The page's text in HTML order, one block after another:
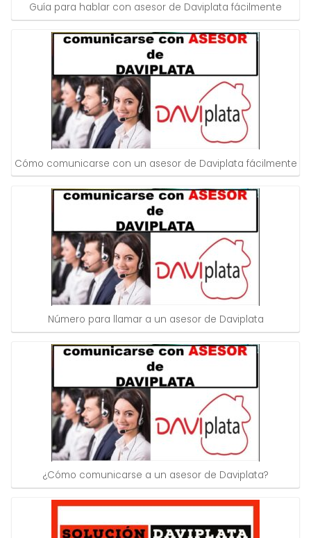
Guía para hablar con asesor de Daviplata fácilmente
Cómo comunicarse con un asesor de Daviplata fácilmente
Número para llamar a un asesor de Daviplata
¿Cómo comunicarse a un asesor de Daviplata?